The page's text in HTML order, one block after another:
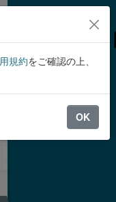
規約をご確認の上、
OK